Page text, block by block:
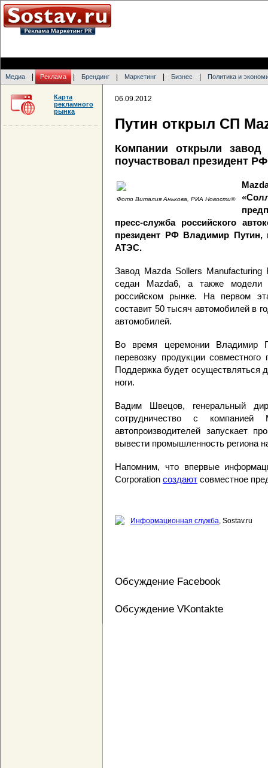
Медиа Реклама Брендинг Маркетинг Бизнес Политика и
06.09.2012
Путин открыл СП
Компании открыли
поучаствовал президент РФ
Фото Виталия Анькова, РИА Новости©
пресс-служба российского
президент РФ Владимир
АТЭС.
Завод Mazda Sollers
седан Mazda6, а также модели
российском рынке. На первом
составит 50 тысяч автомобилей в
автомобилей.
Во время церемонии Владимир
перевозку продукции
Поддержка будет осуществляться
ноги.
Вадим Швецов, генеральный
сотрудничество с
автопроизводителей запускает
вывести промышленность региона
Напомним, что впервые
Corporation создают совместное
Информационная служба, Sostav.ru
Обсуждение Facebook
Обсуждение VKontakte
Карта
рекламного
рынка